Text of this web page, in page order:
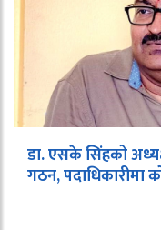
डा. एसके सिंहको
गठन, पदाधिकारीमा